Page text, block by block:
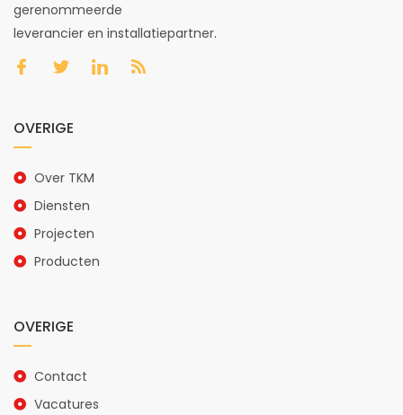
gerenommeerde
leverancier en installatiepartner.
OVERIGE
Over TKM
Diensten
Projecten
Producten
OVERIGE
Contact
Vacatures